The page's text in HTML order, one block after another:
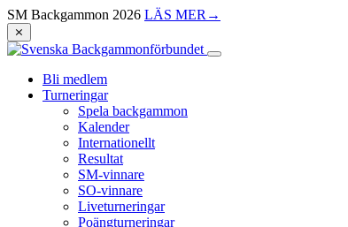
SM Backgammon 2026 LÄS MER →
⨯
Bli medlem
Turneringar
Spela backgammon
Kalender
Internationellt
Resultat
SM-vinnare
SO-vinnare
Liveturneringar
Poängturneringar